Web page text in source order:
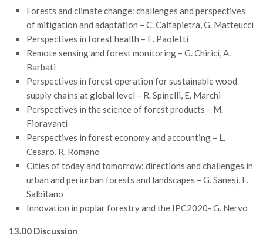
Reports
Simposii
Congressi
Pagina Congressi
Premi SISEF
XV Congresso (Sassari 2026)
XIII Congresso (Orvieto 2022)
XII Congresso (Palermo 2019)
XI Congresso (Roma 2017)
X Congresso (Firenze 2015)
IX Congresso (Bolzano 2013)
Forests and climate change: challenges and perspectives
of mitigation and adaptation – C. Calfapietra, G. Matteucci
Perspectives in forest health – E. Paoletti
Remote sensing and forest monitoring – G. Chirici, A.
Barbati
Perspectives in forest operation for sustainable wood
supply chains at global level – R. Spinelli, E. Marchi
Perspectives in the science of forest products – M.
Fioravanti
Perspectives in forest economy and accounting – L.
Cesaro, R. Romano
Cities of today and tomorrow: directions and challenges in
urban and periurban forests and landscapes – G. Sanesi, F.
Salbitano
Innovation in poplar forestry and the IPC2020- G. Nervo
13.00 Discussion